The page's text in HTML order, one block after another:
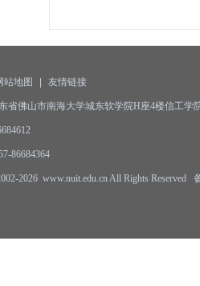
站地图 | 友情链接
省佛山市南海大学城东软学院H座4楼信工
86684364
2026 www.nuit.edu.cn All Rights Reserved